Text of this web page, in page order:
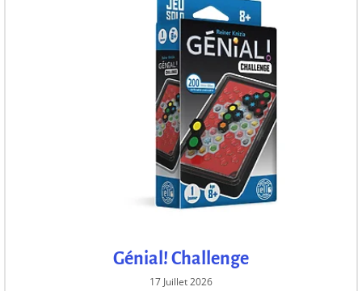
Génial! Challenge
17 Juillet 2026